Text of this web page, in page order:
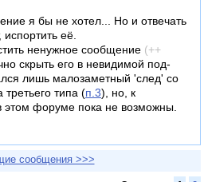
я бы не хотел... Но и отвечать
её.
ненужное сообщение (++
скрыть его в невидимой под-
лишь малозаметный 'след' со
типа (п.3), но, к
этом форуме пока не возможны.
сообщения >>>